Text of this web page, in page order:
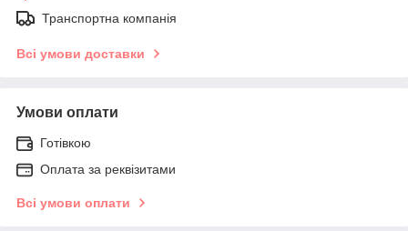
Транспортна компанія
Всі умови доставки
Умови оплати
Готівкою
Оплата за реквізитами
Всі умови оплати